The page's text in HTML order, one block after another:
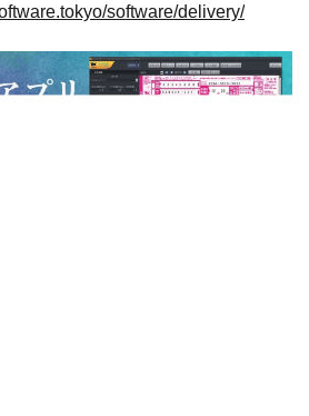
software/delivery/